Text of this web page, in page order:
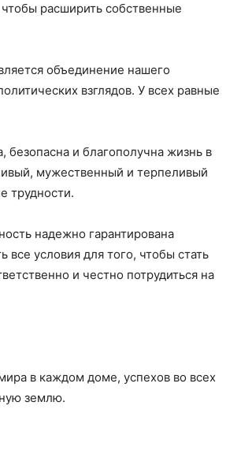
расширить собственные
объединение нашего
взглядов. У всех равные
и благополучна жизнь в
мужественный и терпеливый
трудности.
надежно гарантирована
условия для того, чтобы стать
и честно потрудиться на
в каждом доме, успехов во всех
землю.